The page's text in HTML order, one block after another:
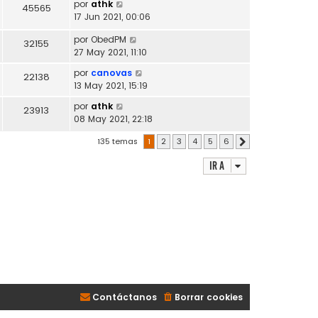
45565 por athk
17 Jun 2021, 00:06
32155 por ObedPM
27 May 2021, 11:10
22138 por canovas
13 May 2021, 15:19
23913 por athk
08 May 2021, 22:18
135 temas 1 2 3 4 5 6
Ir a
Borrar cookies
Contáctanos